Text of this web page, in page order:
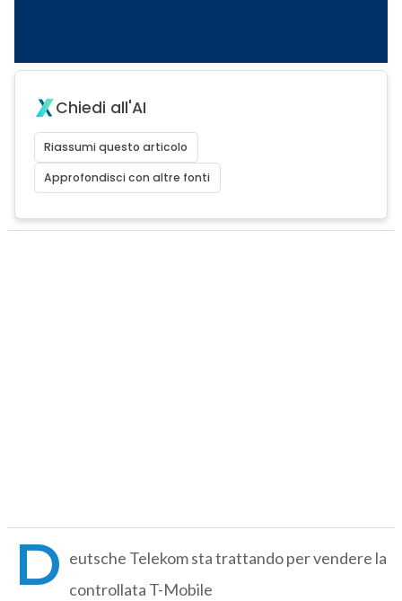
Chiedi all'AI
Riassumi questo articolo
Approfondisci con altre fonti
D eutsche Telekom sta trattando per vendere la
controllata T-Mobile